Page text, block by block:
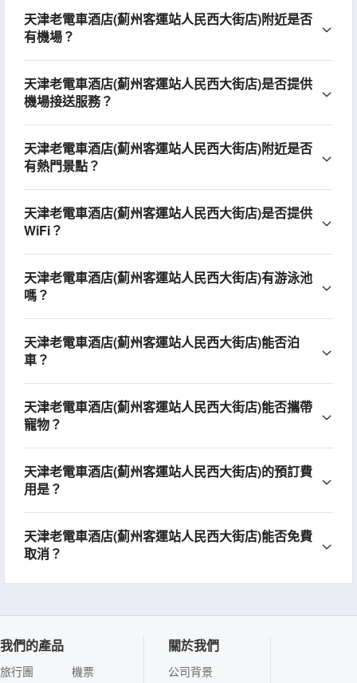
天津老電車酒店(薊州客運站人民西大街店)附近是否
有機場？
天津老電車酒店(薊州客運站人民西大街店)是否提供
機場接送服務？
天津老電車酒店(薊州客運站人民西大街店)附近是否
有熱門景點？
天津老電車酒店(薊州客運站人民西大街店)是否提供
WiFi？
天津老電車酒店(薊州客運站人民西大街店)有游泳池
嗎？
天津老電車酒店(薊州客運站人民西大街店)能否泊
車？
天津老電車酒店(薊州客運站人民西大街店)能否攜帶
寵物？
天津老電車酒店(薊州客運站人民西大街店)的預訂費
用是？
天津老電車酒店(薊州客運站人民西大街店)能否免費
取消？
我們的產品
旅行團
機票
關於我們
公司背景